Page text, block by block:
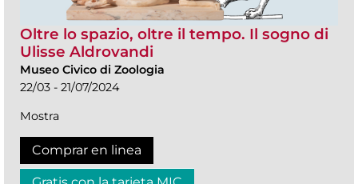
Oltre lo spazio, oltre il tempo. Il sogno di
Ulisse Aldrovandi
Museo Civico di Zoologia
22/03 - 21/07/2024
Mostra
Comprar en linea